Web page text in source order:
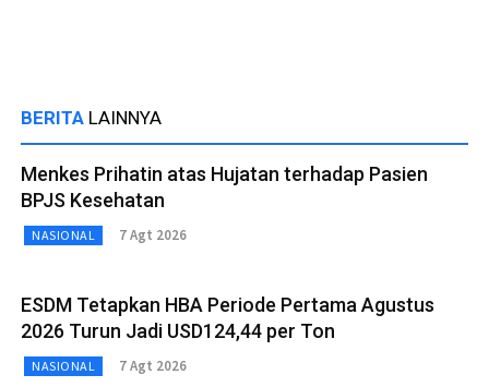
BERITA LAINNYA
Menkes Prihatin atas Hujatan terhadap Pasien
BPJS Kesehatan
NASIONAL 7 Agt 2026
ESDM Tetapkan HBA Periode Pertama Agustus
2026 Turun Jadi USD124,44 per Ton
NASIONAL 7 Agt 2026